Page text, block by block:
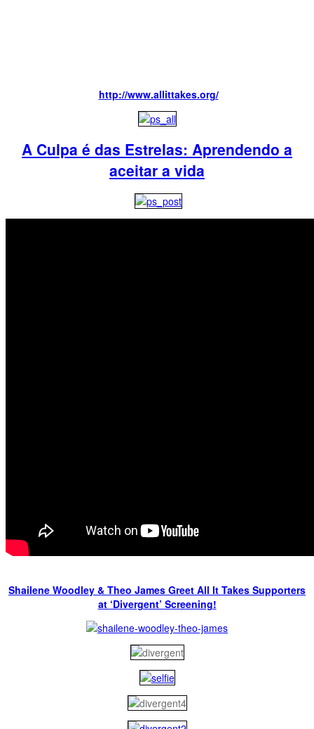
http://www.allittakes.org/
A Culpa é das Estrelas: Aprendendo a
aceitar a vida
Shailene Woodley & Theo James Greet All It Takes Supporters
at ‘Divergent’ Screening!